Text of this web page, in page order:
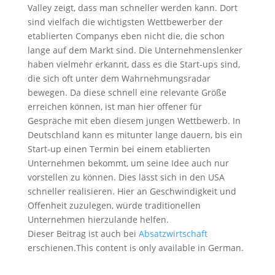
Valley zeigt, dass man schneller werden kann. Dort
sind vielfach die wichtigsten Wettbewerber der
etablierten Companys eben nicht die, die schon
lange auf dem Markt sind. Die Unternehmenslenker
haben vielmehr erkannt, dass es die Start-ups sind,
die sich oft unter dem Wahrnehmungsradar
bewegen. Da diese schnell eine relevante Größe
erreichen können, ist man hier offener für
Gespräche mit eben diesem jungen Wettbewerb. In
Deutschland kann es mitunter lange dauern, bis ein
Start-up einen Termin bei einem etablierten
Unternehmen bekommt, um seine Idee auch nur
vorstellen zu können. Dies lässt sich in den USA
schneller realisieren. Hier an Geschwindigkeit und
Offenheit zuzulegen, würde traditionellen
Unternehmen hierzulande helfen.
Dieser Beitrag ist auch bei Absatzwirtschaft
erschienen.This content is only available in German.